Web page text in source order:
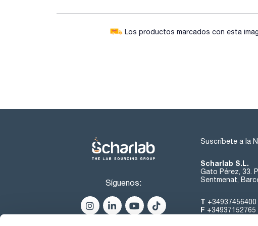
Los productos marcados con esta
Síguenos:
Suscríbete a la
Scharlab S.L.
Gato Pérez, 33.
Sentmenat,
T +34937456400
F +34937152765